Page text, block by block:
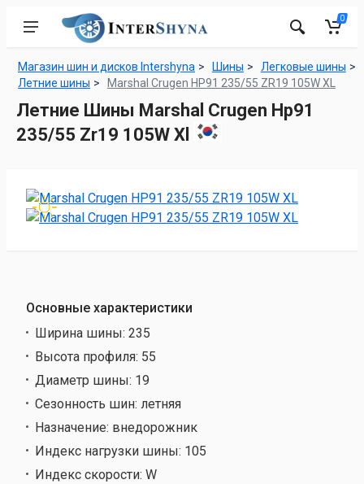
0
Магазин шин и дисков Intershyna Шины
Легковые шины
Летние шины
Marshal Crugen HP91 235/55 ZR19 105W XL
Летние Шины Marshal Crugen Hp91
235/55 Zr19 105W Xl
Основные характеристики
Ширина шины: 235
Высота профиля: 55
Диаметр шины: 19
Сезонность шин: летняя
Назначение: внедорожник
Индекс нагрузки шины: 105
Индекс скорости: W